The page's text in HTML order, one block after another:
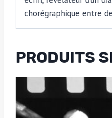
chorégraphique entre
PRODUITS